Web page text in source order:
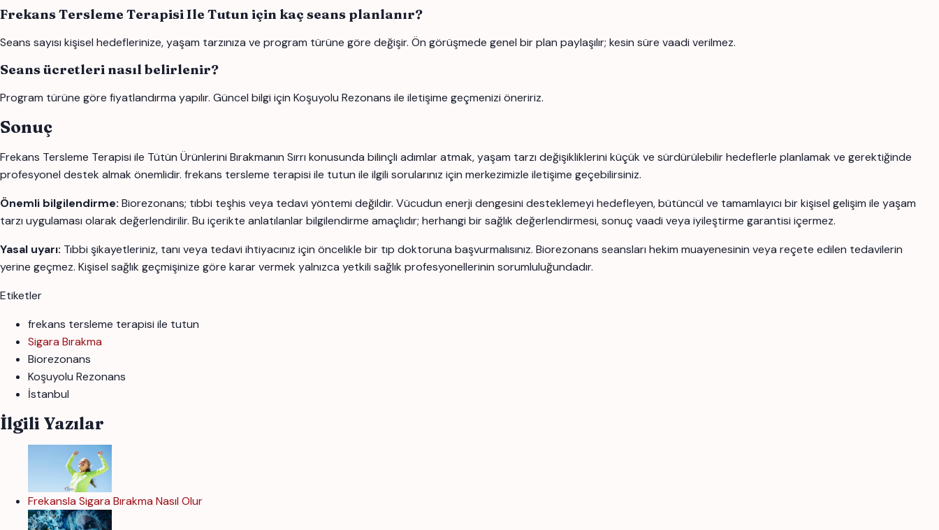
Frekans Tersleme Terapisi Ile Tutun için kaç seans planlanır?
Seans sayısı kişisel hedeflerinize, yaşam tarzınıza ve program türüne göre değişir. Ön görüşmede genel bir plan paylaşılır; kesin süre vaadi verilmez.
Seans ücretleri nasıl belirlenir?
Program türüne göre fiyatlandırma yapılır. Güncel bilgi için Koşuyolu Rezonans ile iletişime geçmenizi öneririz.
Sonuç
Frekans Tersleme Terapisi ile Tütün Ürünlerini Bırakmanın Sırrı konusunda bilinçli adımlar atmak, yaşam tarzı değişikliklerini küçük ve sürdürülebilir hedeflerle planlamak ve gerektiğinde
profesyonel destek almak önemlidir. frekans tersleme terapisi ile tutun ile ilgili sorularınız için merkezimizle iletişime geçebilirsiniz.
Önemli bilgilendirme: Biorezonans; tıbbi teşhis veya tedavi yöntemi değildir. Vücudun enerji dengesini desteklemeyi hedefleyen, bütüncül ve tamamlayıcı bir kişisel gelişim ile yaşam
tarzı uygulaması olarak değerlendirilir. Bu içerikte anlatılanlar bilgilendirme amaçlıdır; herhangi bir sağlık değerlendirmesi, sonuç vaadi veya iyileştirme garantisi içermez.
Yasal uyarı: Tıbbi şikayetleriniz, tanı veya tedavi ihtiyacınız için öncelikle bir tıp doktoruna başvurmalısınız. Biorezonans seansları hekim muayenesinin veya reçete edilen tedavilerin
yerine geçmez. Kişisel sağlık geçmişinize göre karar vermek yalnızca yetkili sağlık profesyonellerinin sorumluluğundadır.
Etiketler
frekans tersleme terapisi ile tutun
Sigara Bırakma
Biorezonans
Koşuyolu Rezonans
İstanbul
İlgili Yazılar
Frekansla Sigara Bırakma Nasıl Olur